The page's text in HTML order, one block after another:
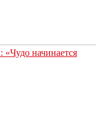
начинается